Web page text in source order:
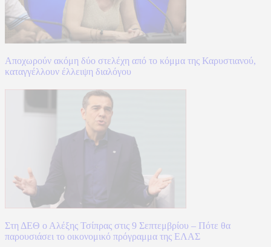
Αποχωρούν ακόμη δύο στελέχη από το κόμμα της Καρυστιανού,
καταγγέλλουν έλλειψη διαλόγου
Στη ΔΕΘ ο Αλέξης Τσίπρας στις 9 Σεπτεμβρίου – Πότε θα
παρουσιάσει το οικονομικό πρόγραμμα της ΕΛΑΣ